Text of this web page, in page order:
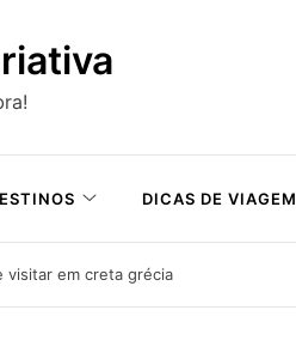
DICAS DE VIAGEM
visitar em creta grécia